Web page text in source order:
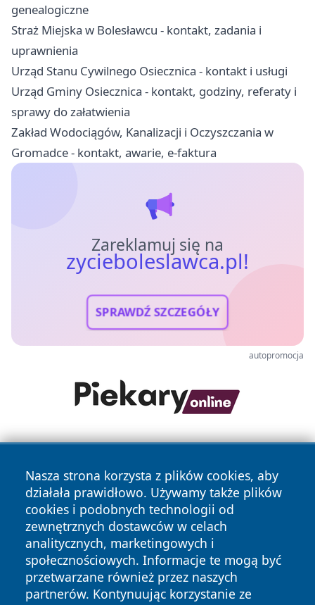
genealogiczne
Straż Miejska w Bolesławcu - kontakt, zadania i
uprawnienia
Urząd Stanu Cywilnego Osiecznica - kontakt i usługi
Urząd Gminy Osiecznica - kontakt, godziny, referaty i
sprawy do załatwienia
Zakład Wodociągów, Kanalizacji i Oczyszczania w
Gromadce - kontakt, awarie, e-faktura
Zareklamuj się na
zycieboleslawca.pl!
SPRAWDŹ SZCZEGÓŁY
autopromocja
Nasza strona korzysta z plików cookies, aby
działała prawidłowo. Używamy także plików
cookies i podobnych technologii od
zewnętrznych dostawców w celach
analitycznych, marketingowych i
społecznościowych. Informacje te mogą być
przetwarzane również przez naszych
partnerów. Kontynuując korzystanie ze
Copyright © 2026 zycieboleslawca.pl Wszystkie prawa
zastrzeżone.
Polityka
Polityka